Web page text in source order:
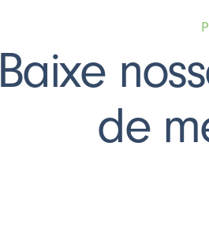
Baixe
de